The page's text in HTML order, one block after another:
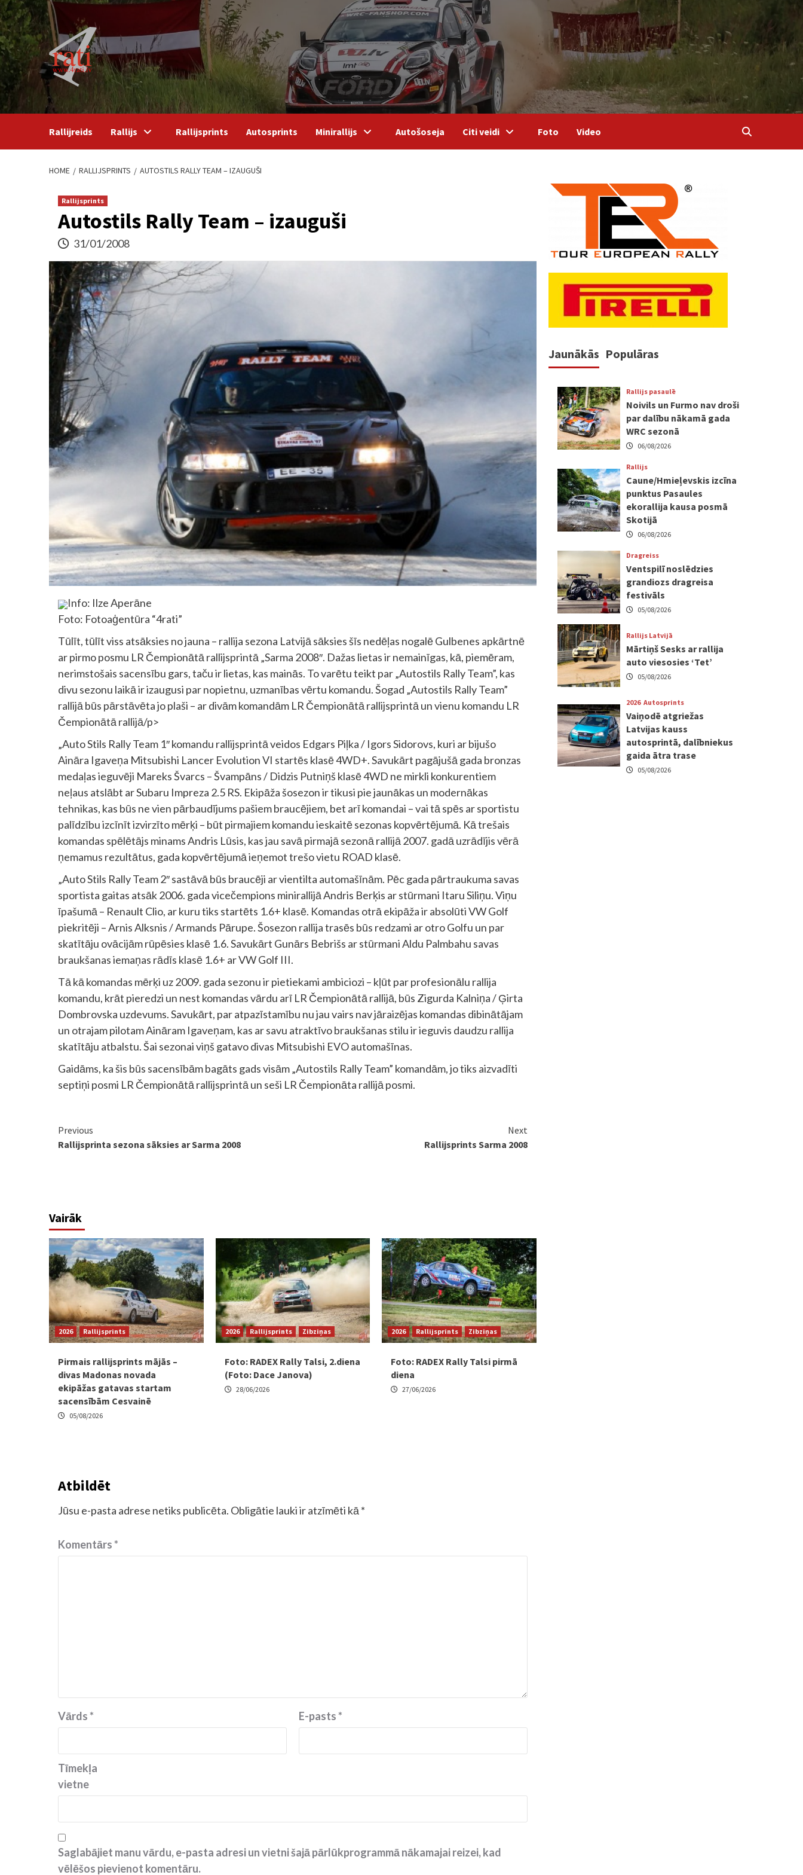
Skip
to
content
Rallijreids Rallijs Rallijsprints Autosprints Minirallijs Autošoseja Citi veidi Foto Video
HOME RALLIJSPRINTS AUTOSTILS RALLY TEAM – IZAUGUŠI
Rallijsprints
Autostils Rally Team – izauguši
31/01/2008
Info: Ilze Aperāne
Foto: Fotoaģentūra “4rati”
Tūlīt, tūlīt viss atsāksies no jauna – rallija sezona Latvijā sāksies šīs nedēļas nogalē Gulbenes apkārtnē
ar pirmo posmu LR Čempionātā rallijsprintā „Sarma 2008″. Dažas lietas ir nemainīgas, kā, piemēram,
nerimstošais sacensību gars, taču ir lietas, kas mainās. To varētu teikt par „Autostils Rally Team”, kas
divu sezonu laikā ir izaugusi par nopietnu, uzmanības vērtu komandu. Šogad „Autostils Rally Team”
rallijā būs pārstāvēta jo plaši – ar divām komandām LR Čempionātā rallijsprintā un vienu komandu LR
Čempionātā rallijā/p>
„Auto Stils Rally Team 1″ komandu rallijsprintā veidos Edgars Piļka / Igors Sidorovs, kuri ar bijušo
Aināra Igaveņa Mitsubishi Lancer Evolution VI startēs klasē 4WD+. Savukārt pagājušā gada bronzas
medaļas ieguvēji Mareks Švarcs – Švampāns / Didzis Putniņš klasē 4WD ne mirkli konkurentiem
neļaus atslābt ar Subaru Impreza 2.5 RS. Ekipāža šosezon ir tikusi pie jaunākas un modernākas
tehnikas, kas būs ne vien pārbaudījums pašiem braucējiem, bet arī komandai – vai tā spēs ar sportistu
palīdzību izcīnīt izvirzīto mērķi – būt pirmajiem komandu ieskaitē sezonas kopvērtējumā. Kā trešais
komandas spēlētājs minams Andris Lūsis, kas jau savā pirmajā sezonā rallijā 2007. gadā uzrādījis vērā
ņemamus rezultātus, gada kopvērtējumā ieņemot trešo vietu ROAD klasē.
„Auto Stils Rally Team 2″ sastāvā būs braucēji ar vientilta automašīnām. Pēc gada pārtraukuma savas
sportista gaitas atsāk 2006. gada vicečempions minirallijā Andris Berķis ar stūrmani Itaru Siliņu. Viņu
īpašumā – Renault Clio, ar kuru tiks startēts 1.6+ klasē. Komandas otrā ekipāža ir absolūti VW Golf
piekritēji – Arnis Alksnis / Armands Pārupe. Šosezon rallija trasēs būs redzami ar otro Golfu un par
skatītāju ovācijām rūpēsies klasē 1.6. Savukārt Gunārs Bebrišs ar stūrmani Aldu Palmbahu savas
braukšanas iemaņas rādīs klasē 1.6+ ar VW Golf III.
Tā kā komandas mērķi uz 2009. gada sezonu ir pietiekami ambiciozi – kļūt par profesionālu rallija
komandu, krāt pieredzi un nest komandas vārdu arī LR Čempionātā rallijā, būs Zigurda Kalniņa / Ģirta
Dombrovska uzdevums. Savukārt, par atpazīstamību nu jau vairs nav jāraizējas komandas dibinātājam
un otrajam pilotam Aināram Igaveņam, kas ar savu atraktīvo braukšanas stilu ir ieguvis daudzu rallija
skatītāju atbalstu. Šai sezonai viņš gatavo divas Mitsubishi EVO automašīnas.
Gaidāms, ka šis būs sacensībām bagāts gads visām „Autostils Rally Team” komandām, jo tiks aizvadīti
septiņi posmi LR Čempionātā rallijsprintā un seši LR Čempionāta rallijā posmi.
Continue
Reading
Previous
Rallijsprinta sezona sāksies ar Sarma 2008
Next
Rallijsprints Sarma 2008
Vairāk
2026 Rallijsprints
Pirmais rallijsprints mājās –
divas Madonas novada
ekipāžas gatavas startam
sacensībām Cesvainē
05/08/2026
2026 Rallijsprints Zibziņas
Foto: RADEX Rally Talsi, 2.diena
(Foto: Dace Janova)
28/06/2026
2026 Rallijsprints Zibziņas
Foto: RADEX Rally Talsi pirmā
diena
27/06/2026
Atbildēt
Jūsu e-pasta adrese netiks publicēta. Obligātie lauki ir atzīmēti kā*
Komentārs*
Vārds* E-pasts*
Tīmekļa
vietne
Saglabājiet manu vārdu, e-pasta adresi un vietni šajā pārlūkprogrammā nākamajai reizei, kad
vēlēšos pievienot komentāru.
Jaunākās Populāras
Rallijs pasaulē
Noivils un Furmo nav droši
par dalību nākamā gada
WRC sezonā
06/08/2026
Rallijs
Caune/Hmieļevskis izcīna
punktus Pasaules
ekorallija kausa posmā
Skotijā
06/08/2026
Dragreiss
Ventspilī noslēdzies
grandiozs dragreisa
festivāls
05/08/2026
Rallijs Latvijā
Mārtiņš Sesks ar rallija
auto viesosies ‘Tet’
05/08/2026
2026 Autosprints
Vaiņodē atgriežas
Latvijas kauss
autosprintā, dalībniekus
gaida ātra trase
05/08/2026